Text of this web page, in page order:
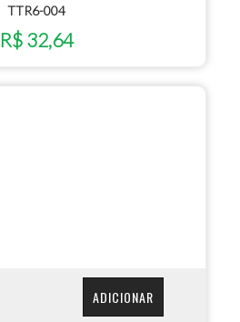
TTR6-004
R$ 32,64
ADICIONAR